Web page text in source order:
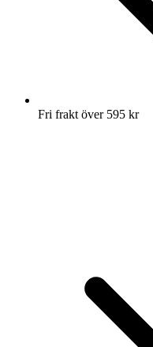
Fri frakt över 595 kr